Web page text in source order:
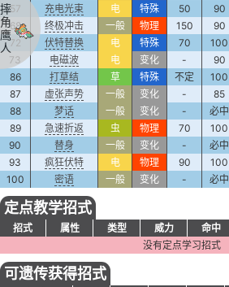
57
充电光束 电 特殊 50 90
68
终极冲击 一般 物理 150 90
72
伏特替换 电 特殊 70 100
73
电磁波 电 变化 - 90
86
打草结 草 特殊 不定 100
87
虚张声势 一般 变化 - 85
88
梦话 一般 变化 - 必中
89
急速折返 虫 物理 70 100
90
替身 一般 变化 - 必中
93
疯狂伏特 电 物理 90 100
100
密语 一般 变化 - 必中
定点教学招式
招式 属性 类型 威力 命中
没有定点学习招式
可遗传获得招式
摔
角
鹰
人